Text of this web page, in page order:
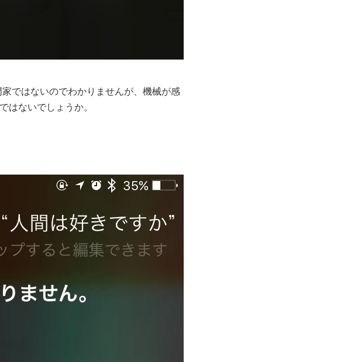
ではないのでわかりませんが、機械が感
はないでしょうか。